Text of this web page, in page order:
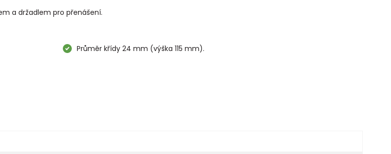
a držadlem pro přenášení.
Průměr křídy 24 mm (výška 115 mm).